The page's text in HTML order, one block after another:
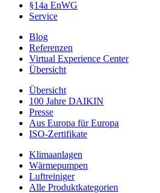
§14a EnWG
Service
Blog
Referenzen
Virtual Experience Center
Übersicht
Übersicht
100 Jahre DAIKIN
Presse
Aus Europa für Europa
ISO-Zertifikate
Klimaanlagen
Wärmepumpen
Luftreiniger
Alle Produktkategorien